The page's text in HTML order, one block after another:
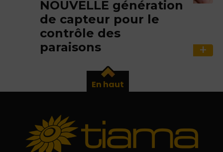
NOUVELLE génération
de capteur pour le
contrôle des
paraisons
En haut